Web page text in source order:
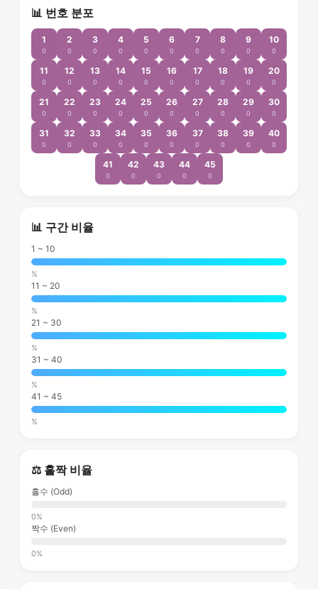
📊 번호 분포
1
0
2
0
3
0
4
0
5
0
6
0
7
0
8
0
9
0
10
0
11
0
12
0
13
0
14
0
15
0
16
0
17
0
18
0
19
0
20
0
21
0
22
0
23
0
24
0
25
0
26
0
27
0
28
0
29
0
30
0
31
0
32
0
33
0
34
0
35
0
36
0
37
0
38
0
39
0
40
0
41
0
42
0
43
0
44
0
45
0
📊 구간 비율
1 ~ 10
%
11 ~ 20
%
21 ~ 30
%
31 ~ 40
%
41 ~ 45
%
⚖️ 홀짝 비율
홀수 (Odd)
0%
짝수 (Even)
0%